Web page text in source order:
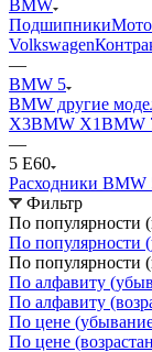
BMW
ПодшипникиМото
Volkswagen
—
BMW 5
BMW другие
X3BMW X1BMW
—
5 E60
Расходники BMW
Фильтр
По популярности
По популярности
По популярности
По алфавиту
По алфавиту
По цене
По цене